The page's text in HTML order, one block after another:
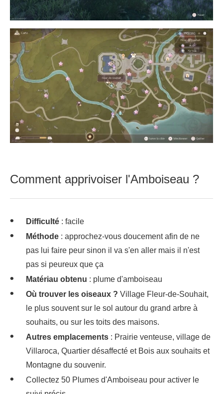
Comment apprivoiser l'Amboiseau ?
Difficulté : facile
Méthode : approchez-vous doucement afin de ne
pas lui faire peur sinon il va s'en aller mais il n'est
pas si peureux que ça
Matériau obtenu : plume d'amboiseau
Où trouver les oiseaux ? Village Fleur-de-Souhait,
le plus souvent sur le sol autour du grand arbre à
souhaits, ou sur les toits des maisons.
Autres emplacements : Prairie venteuse, village de
Villaroca, Quartier désaffecté et Bois aux souhaits et
Montagne du souvenir.
Collectez 50 Plumes d'Amboiseau pour activer le